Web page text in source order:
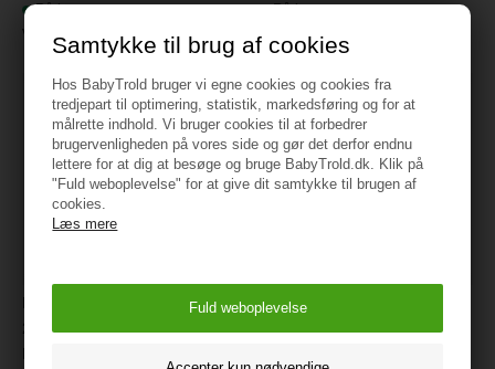
Samtykke til brug af cookies
Hos BabyTrold bruger vi egne cookies og cookies fra
tredjepart til optimering, statistik, markedsføring og for at
målrette indhold. Vi bruger cookies til at forbedrer
brugervenligheden på vores side og gør det derfor endnu
lettere for at dig at besøge og bruge BabyTrold.dk. Klik på
"Fuld weboplevelse" for at give dit samtykke til brugen af
cookies.
Læs mere
På lager
Varenr.: 13248827-T
På lager
Varenr.:13248828-T
Name It - Nmfaplaja Frozen
2P Hipster Wdi - Keepsake
Lilac
Name It - Nmfragna Night Set
179,95